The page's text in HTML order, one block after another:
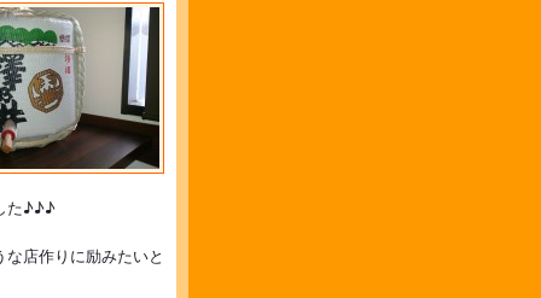
た♪♪♪
店作りに励みたいと